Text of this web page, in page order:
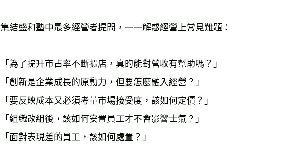
集結盛和塾中最多經營者提問，一一解惑經營上常見難題：
「為了提升市占率不斷擴店，真的能對營收有幫助嗎？」
「創新是企業成長的原動力，但要怎麼融入經營？」
「要反映成本又必須考量市場接受度，該如何定價？」
「組織改組後，該如何安置員工才不會影響士氣？」
「面對表現差的員工，該如何處置？」